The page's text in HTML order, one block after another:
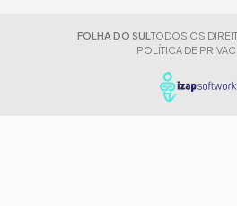
FOLHA DO SUL TODOS OS
POLÍTICA DE